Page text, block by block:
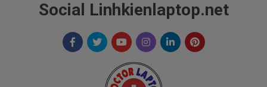
* Chúng tôi luôn đặt chất lượng lên hàng đầu
- Pin chất lượng cao hoàn hảo nhất.
- Cam kết quí khách sẻ 100% hài lòng
- Pin đã được kiểm tra test kỹ lưỡng trước khi giao
tới tận tay của quí khách.
- Cam kết được đổi trả khi quí khách không hài lòng.
Social Linhkienlaptop.net